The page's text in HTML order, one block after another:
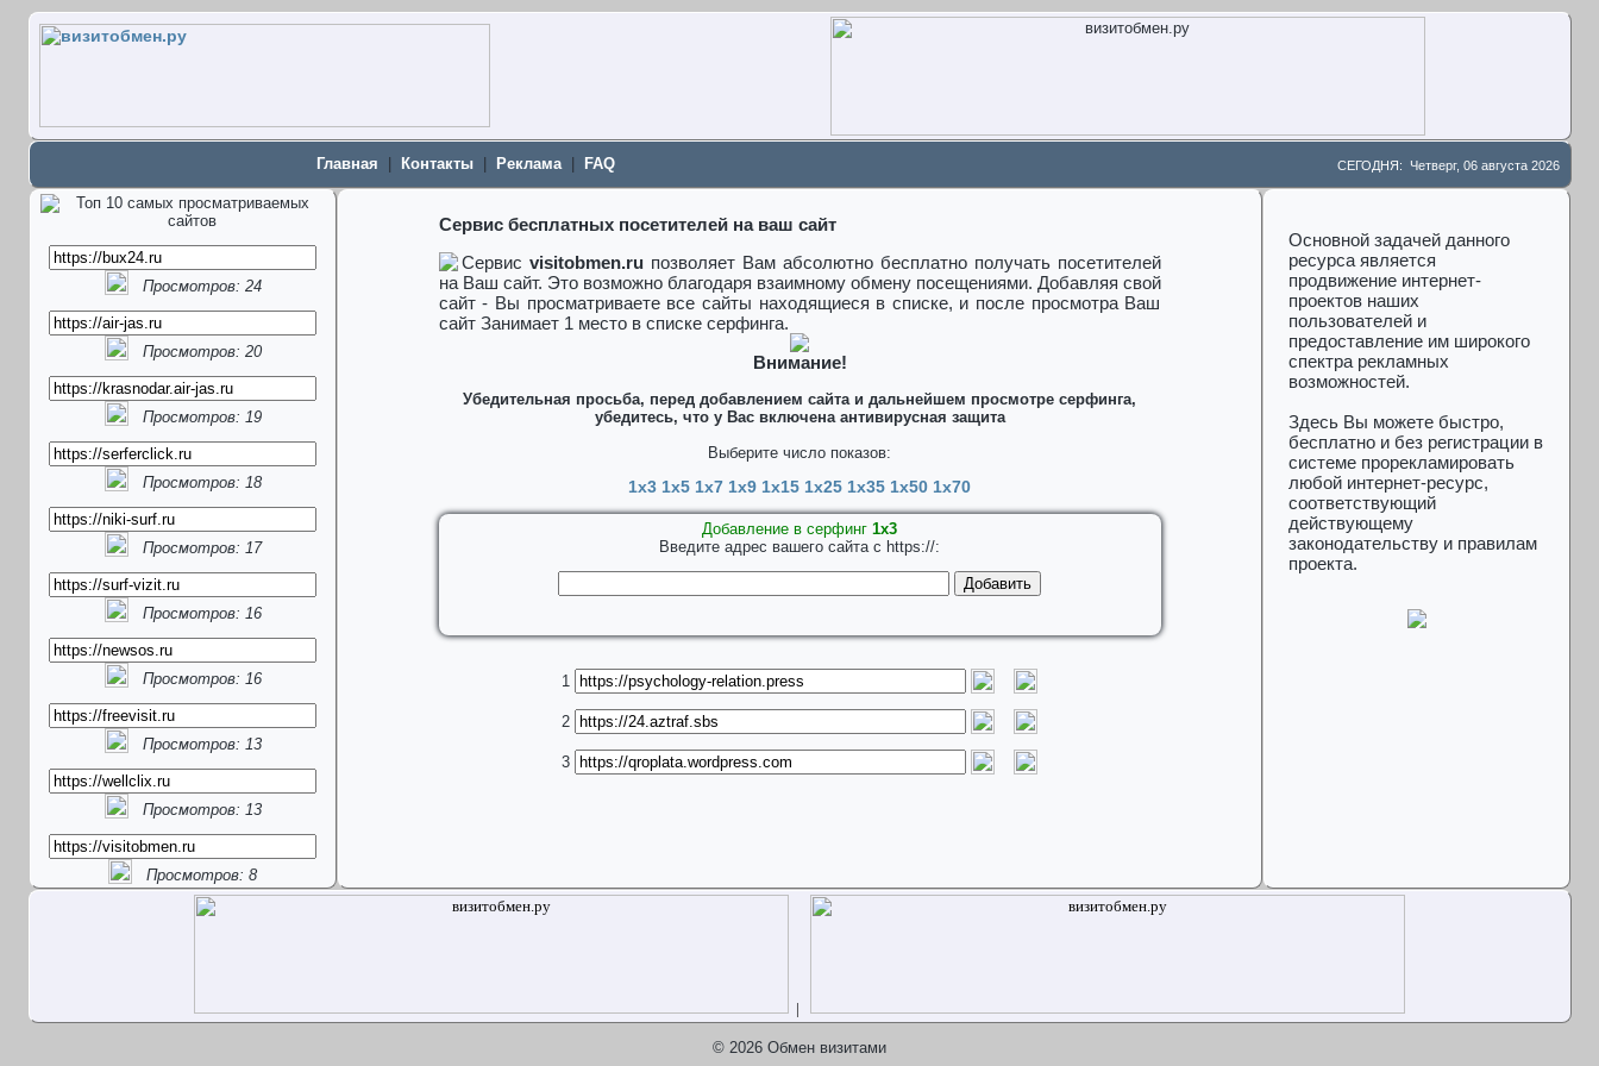
Главная Контакты| Реклама| FAQ СЕГОДНЯ: Четверг, 06 августа 2026
Просмотров: 24
Просмотров: 20
Просмотров: 19
Просмотров: 18
Просмотров: 17
Просмотров: 16
Просмотров: 16
Просмотров: 13
Просмотров: 13
Просмотров: 8
Сервис бесплатных посетителей на ваш сайт
Сервис visitobmen.ruпозволяет Вам абсолютно бесплатно получать посетителей
на Ваш сайт. Это возможно благодаря взаимному обмену посещениями. Добавляя свой
сайт - Вы просматриваете все сайты находящиеся в списке, и после просмотра Ваш
сайт Занимает 1 место в списке серфинга.
Внимание!
Убедительная просьба, перед добавлением сайта и дальнейшем просмотре серфинга,
убедитесь, что у Вас включена антивирусная защита
Выберите число показов:
1x3 1x5 1x7 1x9 1x15 1x25 1x35 1x50 1x70
Добавление в серфинг 1x3
Введите адрес вашего сайта с https://:
1
2
3
Основной задачей данного
ресурса является
продвижение интернет-
проектов наших
пользователей и
предоставление им широкого
спектра рекламных
возможностей.
Здесь Вы можете быстро,
бесплатно и без регистрации в
системе прорекламировать
любой интернет-ресурс,
соответствующий
действующему
законодательству и правилам
проекта.
|
© 2026 Обмен визитами